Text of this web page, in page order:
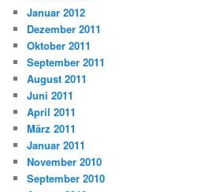
Januar 2012
Dezember 2011
Oktober 2011
September 2011
August 2011
Juni 2011
April 2011
März 2011
Januar 2011
November 2010
September 2010